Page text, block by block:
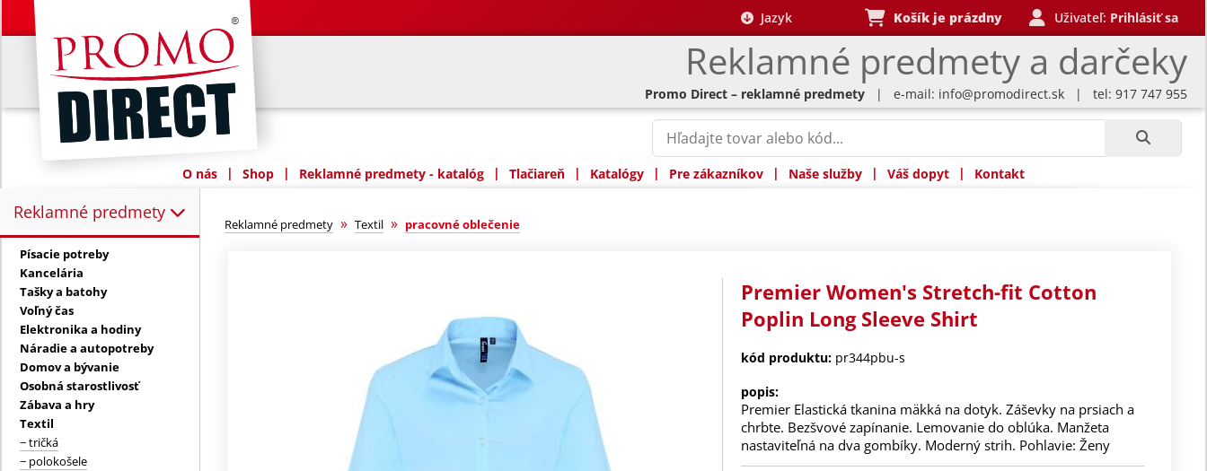
Reklamné predmety a darčeky
Jazyk Košík je prázdny Uživateľ: Prihlásiť sa
Promo Direct – reklamné predmety | e-mail: info@promodirect.sk | tel: 917 747 955
O nás | Shop | Reklamné predmety - katalóg | Tlačiareň | Katalógy | Pre zákazníkov | Naše služby | Váš dopyt | Kontakt
Reklamné predmety
Reklamné predmety:
Písacie potreby
Kancelária
Tašky a batohy
Voľný čas
Elektronika a hodiny
Náradie a autopotreby
Domov a bývanie
Osobná starostlivosť
Zábava a hry
Textil
− tričká
− polokošele
Reklamné predmety » Textil » pracovné oblečenie
Premier Women's Stretch-fit Cotton
Poplin Long Sleeve Shirt
kód produktu: pr344pbu-s
popis:
Premier Elastická tkanina mäkká na dotyk. Záševky na prsiach a
chrbte. Bezšvové zapínanie. Lemovanie do oblúka. Manžeta
nastaviteľná na dva gombíky. Moderný strih. Pohlavie: Ženy